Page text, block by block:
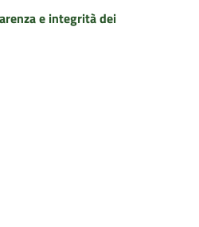
e integrità dei